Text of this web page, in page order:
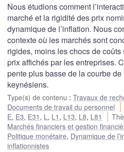
Nous étudions comment
marché et la rigidité des prix
dynamique de l’inflation. Nous
contexte où les marchés sont
rigides, moins les chocs de
prix affichés par les entreprises.
pente plus basse de la courbe
keynésiens.
Type(s) de contenu : Travaux de
Documents de travail du personnel
E, E3, E31 , L , L1 , L13, L8, L81
Marchés financiers et gestion
Politique monétaire, Dynamique de
inflationnistes